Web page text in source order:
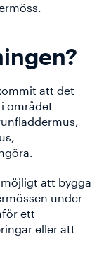
att det
området
att bygga
under
ett
eller att